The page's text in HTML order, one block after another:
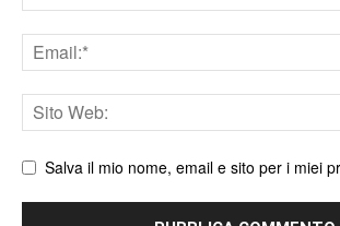
Email
Sito
web
Salva il mio nome, email e sito per i miei